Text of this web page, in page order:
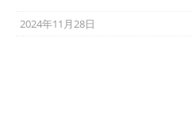
2024年11月28日